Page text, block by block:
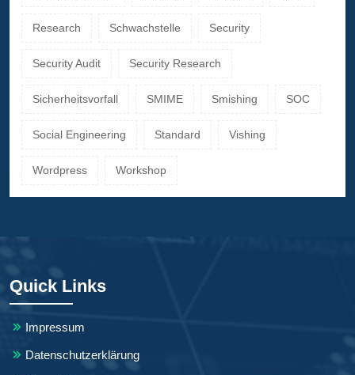
Research Schwachstelle Security
Security Audit Security Research
Sicherheitsvorfall SMIME Smishing SOC
Social Engineering Standard Vishing
Wordpress Workshop
Quick Links
Impressum
Datenschutzerklärung